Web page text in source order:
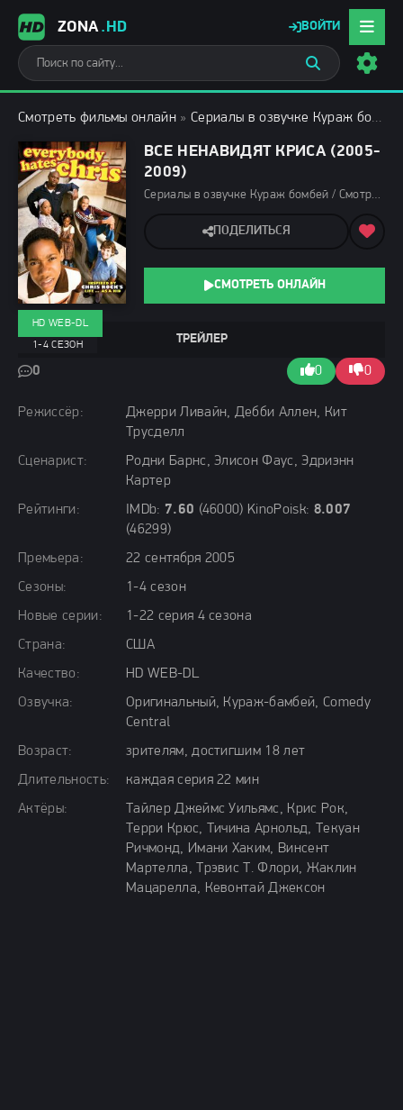
ZONA.HD ВОЙТИ
Смотреть фильмы онлайн »Сериалы в озвучке Кураж бомбей
ВСЕ НЕНАВИДЯТ КРИСА (2005-
2009)
Сериалы в озвучке Кураж бомбей / Смотреть фильмы онлайн
Режиссёр:
Джерри Ливайн, Дебби Аллен, Кит
Трусделл
Сценарист:
Родни Барнс, Элисон Фаус, Эдриэнн
Картер
Рейтинги:
IMDb: 7.60 (46000) KinoPoisk: 8.007
(46299)
Премьера:
22 сентября 2005
Сезоны:
1-4 сезон
Новые серии:
1-22 серия 4 сезона
Страна:
США
Качество:
HD WEB-DL
Озвучка:
Оригинальный, Кураж-бамбей, Comedy
Central
Возраст:
зрителям, достигшим 18 лет
Длительность:
каждая серия 22 мин
Актёры:
Тайлер Джеймс Уильямс, Крис Рок,
Терри Крюс, Тичина Арнольд, Текуан
Ричмонд, Имани Хаким, Винсент
Мартелла, Трэвис Т. Флори, Жаклин
Мацарелла, Кевонтай Джексон
ТРЕЙЛЕР
0 0 0
HD WEB-DL
1-4 СЕЗОН
ПОДЕЛИТЬСЯ
СМОТРЕТЬ ОНЛАЙН